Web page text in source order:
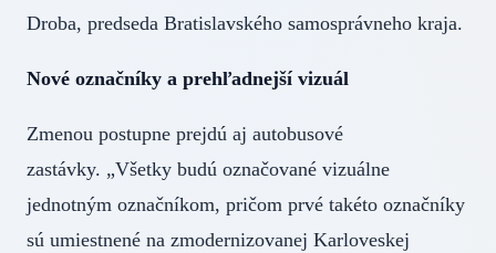
Droba, predseda Bratislavského samosprávneho kraja.
Nové označníky a prehľadnejší vizuál
Zmenou postupne prejdú aj autobusové
zastávky. „Všetky budú označované vizuálne
jednotným označníkom, pričom prvé takéto označníky
sú umiestnené na zmodernizovanej Karloveskej